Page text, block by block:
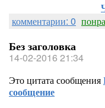
комментарии: 0
Без заголовка
14-02-2016 21:34
Это цитата сообщения
сообщение